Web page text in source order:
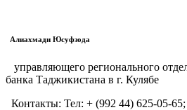
Алиахмади Юсуфзода
управляющего регионального
банка Таджикистана в г. Кулябе
Контакты: Тел: + (992 44) 625-05-65;